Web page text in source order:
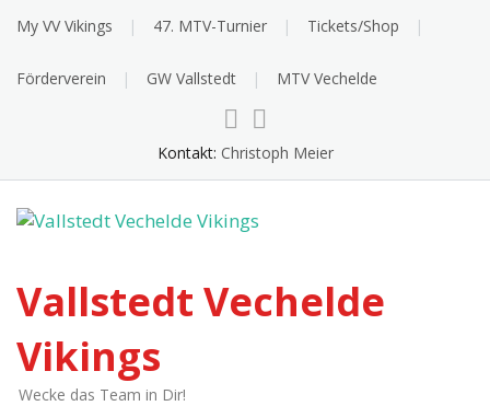
My VV Vikings 47. MTV-Turnier Tickets/Shop
Förderverein GW Vallstedt MTV Vechelde
Kontakt: Christoph Meier
Vallstedt Vechelde
Vikings
Wecke das Team in Dir!